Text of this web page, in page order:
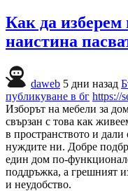
Как да изберем
наистина
daweb 5 дни назад
публикуване в бг https://
Изборът на мебели за
свързан с това как
в пространството и дали
нуждите ни. Добре
един дом по-
поддръжка, а грешният
и неудобство.